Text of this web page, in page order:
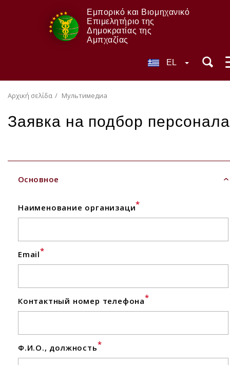
Εμπορικό και Βιομηχανικό
Επιμελητήριο της
Δημοκρατίας της
Αμπχαζίας
EL
Αρχική σελίδα Мультимедиа
Заявка на подбор персонала
Основное
Наименование организаци*
Email*
Контактный номер телефона*
Ф.И.О., должность*